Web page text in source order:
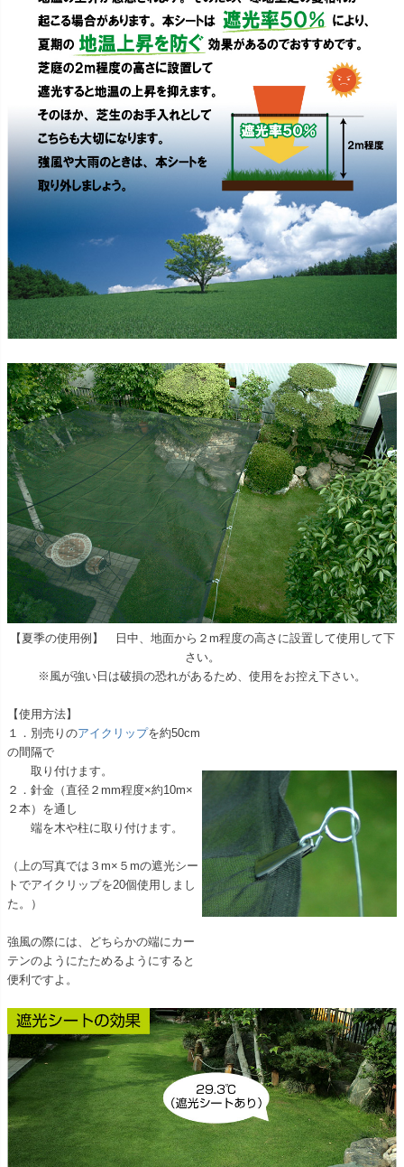
【夏季の使用例】 日中、地面から２m程度の高さに設置して使用して下
さい。
※風が強い日は破損の恐れがあるため、使用をお控え下さい。
【使用方法】
１．別売りのアイクリップを約50cm
の間隔で
取り付けます。
２．針金（直径２mm程度×約10m×
２本）を通し
端を木や柱に取り付けます。
（上の写真では３m×５mの遮光シー
トでアイクリップを20個使用しまし
た。）
強風の際には、どちらかの端にカー
テンのようにたためるようにすると
便利ですよ。